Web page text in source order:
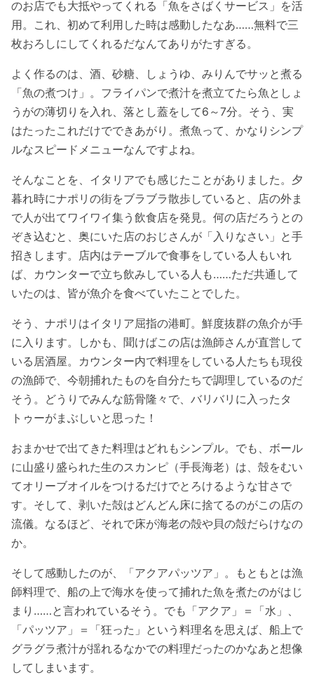
のお店でも大抵やってくれる「魚をさばくサービス」を活
用。これ、初めて利用した時は感動したなあ……無料で三
枚おろしにしてくれるだなんてありがたすぎる。
よく作るのは、酒、砂糖、しょうゆ、みりんでサッと煮る
「魚の煮つけ」。フライパンで煮汁を煮立てたら魚としょ
うがの薄切りを入れ、落とし蓋をして6～7分。そう、実
はたったこれだけでできあがり。煮魚って、かなりシンプ
ルなスピードメニューなんですよね。
そんなことを、イタリアでも感じたことがありました。夕
暮れ時にナポリの街をブラブラ散歩していると、店の外ま
で人が出てワイワイ集う飲食店を発見。何の店だろうとの
ぞき込むと、奥にいた店のおじさんが「入りなさい」と手
招きします。店内はテーブルで食事をしている人もいれ
ば、カウンターで立ち飲みしている人も……ただ共通して
いたのは、皆が魚介を食べていたことでした。
そう、ナポリはイタリア屈指の港町。鮮度抜群の魚介が手
に入ります。しかも、聞けばこの店は漁師さんが直営して
いる居酒屋。カウンター内で料理をしている人たちも現役
の漁師で、今朝捕れたものを自分たちで調理しているのだ
そう。どうりでみんな筋骨隆々で、バリバリに入ったタ
トゥーがまぶしいと思った！
おまかせで出てきた料理はどれもシンプル。でも、ボール
に山盛り盛られた生のスカンピ（手長海老）は、殻をむい
てオリーブオイルをつけるだけでとろけるような甘さで
す。そして、剥いた殻はどんどん床に捨てるのがこの店の
流儀。なるほど、それで床が海老の殻や貝の殻だらけなの
か。
そして感動したのが、「アクアパッツア」。もともとは漁
師料理で、船の上で海水を使って捕れた魚を煮たのがはじ
まり……と言われているそう。でも「アクア」＝「水」、
「パッツア」＝「狂った」という料理名を思えば、船上で
グラグラ煮汁が揺れるなかでの料理だったのかなあと想像
してしまいます。